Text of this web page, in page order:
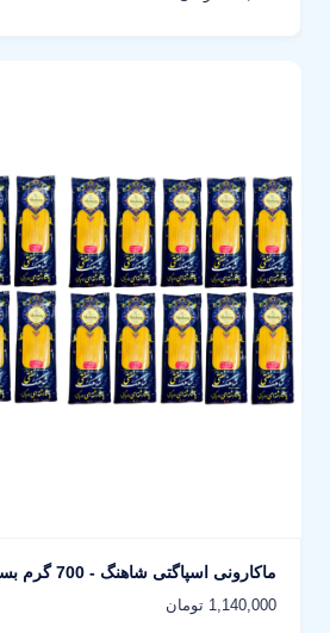
ماکارونی اسپاگتی شاهنگ - 700 گرم بسته 20 عددی
1,140,000 تومان